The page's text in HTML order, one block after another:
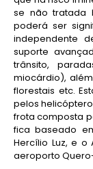
se não tratada
poderá ser
independente
suporte
trânsito,
miocárdio),
florestais etc.
pelos
frota composta
fica baseado
Hercílio Luz, e
aeroporto